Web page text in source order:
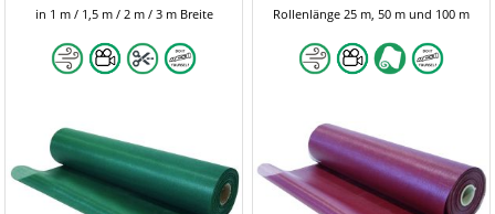
in 1 m / 1,5 m / 2 m / 3 m Breite Rollenlänge 25 m, 50 m und 100 m